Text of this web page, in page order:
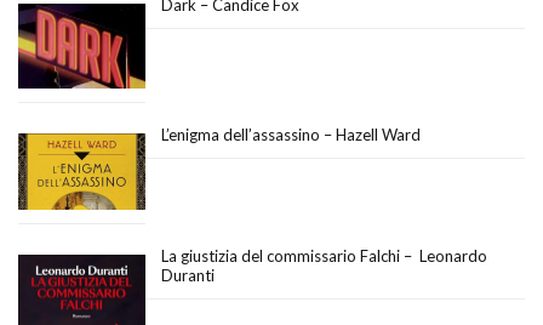
Dark – Candice Fox
L’enigma dell’assassino – Hazell Ward
La giustizia del commissario Falchi – Leonardo
Duranti